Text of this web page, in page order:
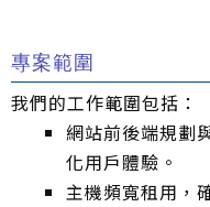
專案範圍
我們的工作範圍包括：
網站前後端規劃
化用戶體驗。
主機頻寬租用，